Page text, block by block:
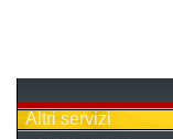
Altri servizi